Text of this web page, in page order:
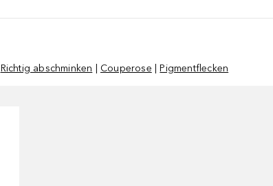
Richtig abschminken Couperose |Pigmentflecken